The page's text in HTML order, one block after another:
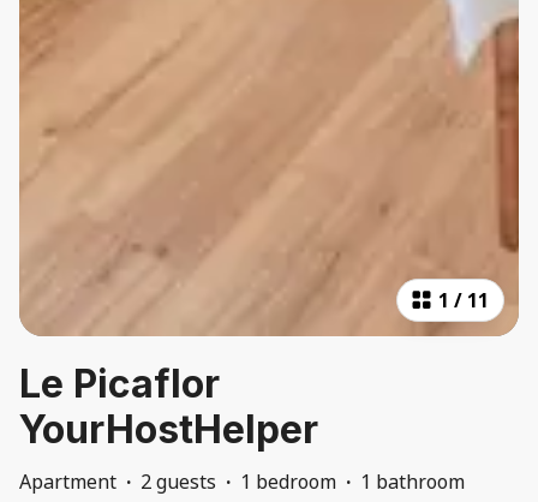
1 / 11
Le Picaflor
YourHostHelper
Apartment · 2 guests · 1 bedroom · 1 bathroom